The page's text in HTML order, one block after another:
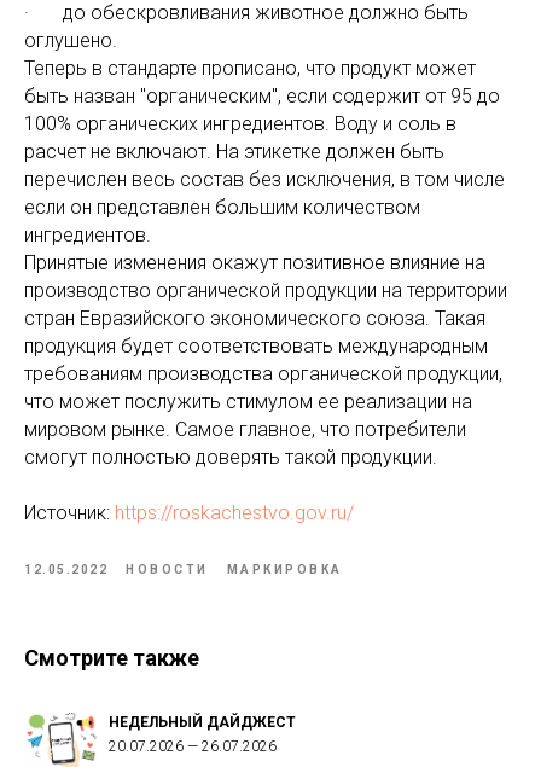
· до обескровливания животное должно быть
оглушено.
Теперь в стандарте прописано, что продукт может
быть назван "органическим", если содержит от 95 до
100% органических ингредиентов. Воду и соль в
расчет не включают. На этикетке должен быть
перечислен весь состав без исключения, в том числе
если он представлен большим количеством
ингредиентов.
Принятые изменения окажут позитивное влияние на
производство органической продукции на территории
стран Евразийского экономического союза. Такая
продукция будет соответствовать международным
требованиям производства органической продукции,
что может послужить стимулом ее реализации на
мировом рынке. Самое главное, что потребители
смогут полностью доверять такой продукции.
Источник: https://roskachestvo.gov.ru/
12.05.2022 НОВОСТИ МАРКИРОВКА
Смотрите также
НЕДЕЛЬНЫЙ ДАЙДЖЕСТ
20.07.2026 — 26.07.2026